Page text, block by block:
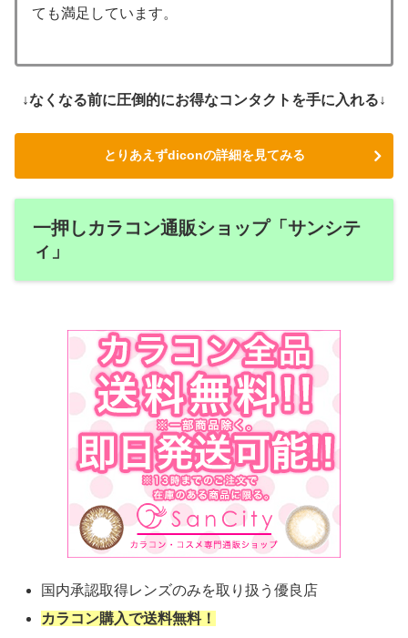
ても満足しています。
↓なくなる前に圧倒的にお得なコンタクトを手に入れる↓
とりあえずdiconの詳細を見てみる
一押しカラコン通販ショップ「サンシテ
ィ」
国内承認取得レンズのみを取り扱う優良店
カラコン購入で送料無料！